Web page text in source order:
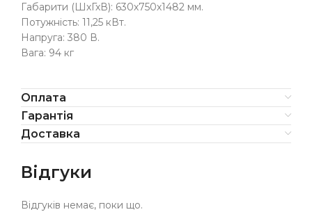
Габарити (ШхГхВ): 630х750х1482 мм.
Потужність: 11,25 кВт.
Напруга: 380 В.
Вага: 94 кг
Оплата
Гарантія
Доставка
Відгуки
Відгуків немає, поки що.